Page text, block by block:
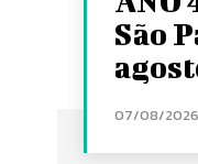
São
07/08/2026